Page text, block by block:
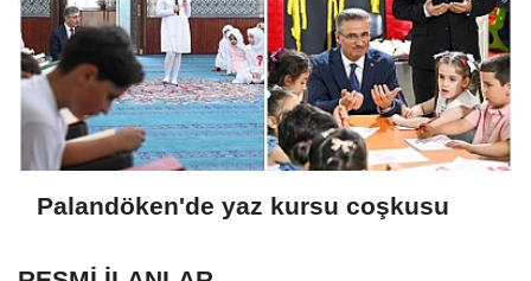
Palandöken'de yaz kursu coşkusu